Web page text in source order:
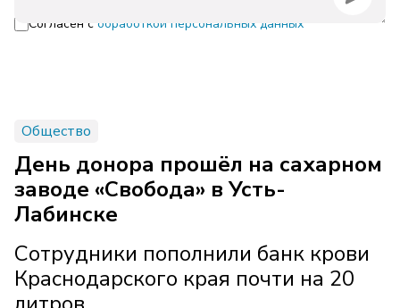
Согласен с обработкой персональных данных
Общество
День донора прошёл на сахарном
заводе «Свобода» в Усть-
Лабинске
Сотрудники пополнили банк крови
Краснодарского края почти на 20